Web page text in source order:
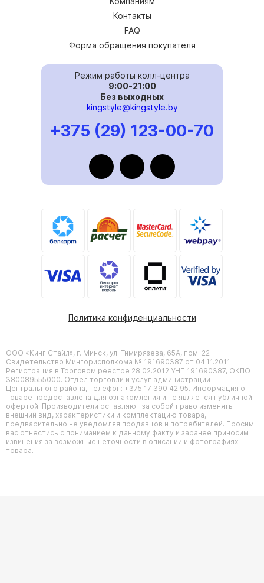
Контакты
FAQ
Форма обращения покупателя
Режим работы колл-центра
9:00-21:00
Без выходных
kingstyle@kingstyle.by
+375 (29) 123-00-70
Политика конфиденциальности
ООО «Кинг Стайл», г. Минск, ул. Тимирязева, 65А, пом. 22
Свидетельство Мингорисполкома № 191690387 от 04.11.2011
Регистрация в Торговом реестре 28.02.2012 УНП 191690387, ОКПО
380089555000. Отдел торговли и услуг администрации
Центрального района, телефон: +375 17 390 42 95. Информация о
товаре предоставлена для ознакомления и не является публичной
офертой. Производители оставляют за собой право изменять
внешний вид, характеристики и комплектацию товара,
предварительно не уведомляя продавцов и потребителей. Просим
вас отнестись с пониманием к данному факту и заранее приносим
извинения за возможные неточности в описании и фотографиях
товара.